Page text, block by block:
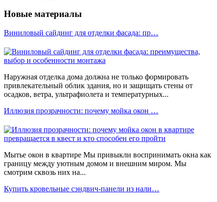
Новые материалы
Виниловый сайдинг для отделки фасада: пр…
Наружная отделка дома должна не только формировать
привлекательный облик здания, но и защищать стены от
осадков, ветра, ультрафиолета и температурных...
Иллюзия прозрачности: почему мойка окон …
Мытье окон в квартире Мы привыкли воспринимать окна как
границу между уютным домом и внешним миром. Мы
смотрим сквозь них на...
Купить кровельные сэндвич-панели из нали…